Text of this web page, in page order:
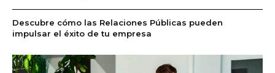
Descubre cómo las Relaciones Públicas pueden
impulsar el éxito de tu empresa